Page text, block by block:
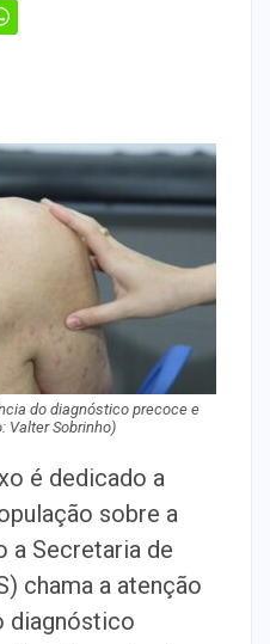
do diagnóstico precoce e
Valter Sobrinho)
é dedicado a
sobre a
a Secretaria de
chama a atenção
diagnóstico